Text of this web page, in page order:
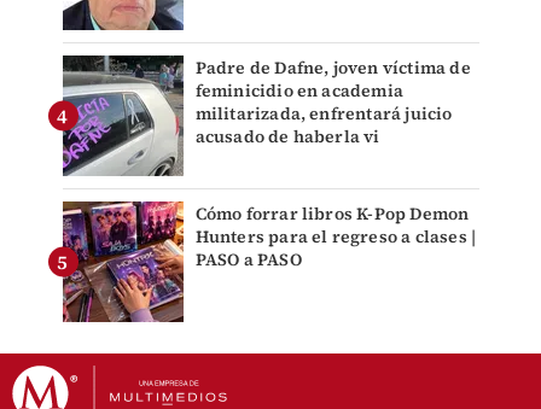
Padre de Dafne, joven víctima de
feminicidio en academia
militarizada, enfrentará juicio
acusado de haberla vi
Cómo forrar libros K-Pop Demon
Hunters para el regreso a clases |
PASO a PASO